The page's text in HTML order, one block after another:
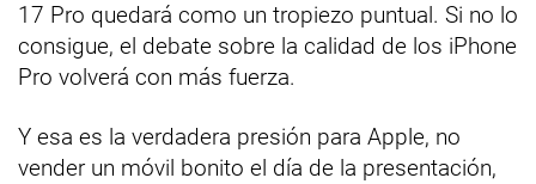
17 Pro quedará como un tropiezo puntual. Si no lo
consigue, el debate sobre la calidad de los iPhone
Pro volverá con más fuerza.
Y esa es la verdadera presión para Apple, no
vender un móvil bonito el día de la presentación,